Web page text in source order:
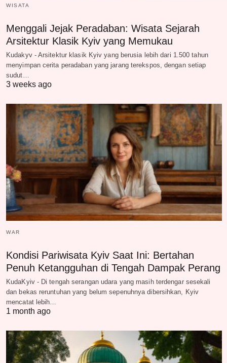
WISATA
Menggali Jejak Peradaban: Wisata Sejarah
Arsitektur Klasik Kyiv yang Memukau
Kudakyv - Arsitektur klasik Kyiv yang berusia lebih dari 1.500 tahun
menyimpan cerita peradaban yang jarang terekspos, dengan setiap
sudut…
3 weeks ago
WAR
Kondisi Pariwisata Kyiv Saat Ini: Bertahan
Penuh Ketangguhan di Tengah Dampak Perang
KudaKyiv - Di tengah serangan udara yang masih terdengar sesekali
dan bekas reruntuhan yang belum sepenuhnya dibersihkan, Kyiv
mencatat lebih…
1 month ago